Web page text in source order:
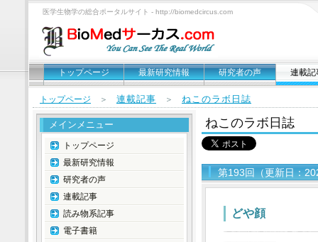
医学生物学の総合ポータルサイト - http://biomedcircus.com
トップページ 最新研究情報 研究者の声 連載記
トップページ ＞ 連載記事 ＞ ねこのラボ日誌
ねこのラボ日誌
第193回（更新日：
どや顔
メインメニュー
トップページ
最新研究情報
研究者の声
連載記事
読み物系記事
電子書籍